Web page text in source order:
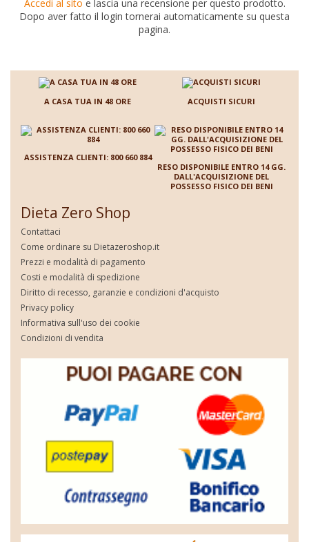
Accedi al sito e lascia una recensione per questo prodotto.
Dopo aver fatto il login tornerai automaticamente su questa
pagina.
A CASA TUA IN 48 ORE ACQUISTI SICURI
ASSISTENZA CLIENTI: 800 660 884
RESO DISPONIBILE ENTRO 14 GG.
DALL'ACQUISIZIONE DEL
POSSESSO FISICO DEI BENI
Dieta Zero Shop
Contattaci
Come ordinare su Dietazeroshop.it
Prezzi e modalità di pagamento
Costi e modalità di spedizione
Diritto di recesso, garanzie e condizioni d'acquisto
Privacy policy
Informativa sull'uso dei cookie
Condizioni di vendita